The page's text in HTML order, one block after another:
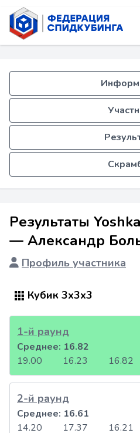
Результаты
— Александр
Профиль участника
Кубик 3x3x3
1-й раунд
19.00 16.23 16.82
Среднее: 16.82
2-й раунд
14.20 17.37 16.21
Среднее: 16.61